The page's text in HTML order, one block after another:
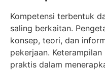
Kompetensi terbentuk
saling berkaitan.
konsep, teori, dan
pekerjaan.
praktis dalam